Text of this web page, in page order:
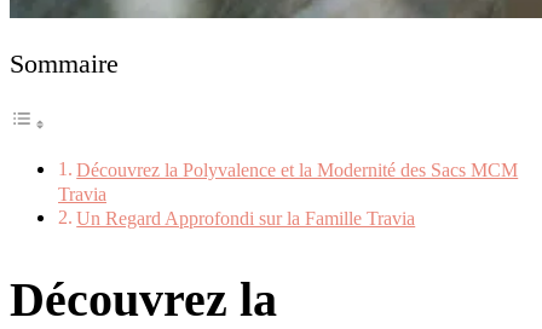
Sommaire
Découvrez la Polyvalence et la Modernité des Sacs MCM
Travia
Un Regard Approfondi sur la Famille Travia
Découvrez la